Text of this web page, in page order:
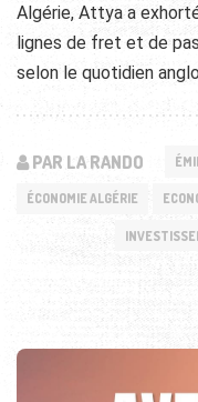
Algérie, Attya a
lignes de fret et de
selon le quotidien
PAR LA RANDO
ÉCONOMIE ALGÉRIE